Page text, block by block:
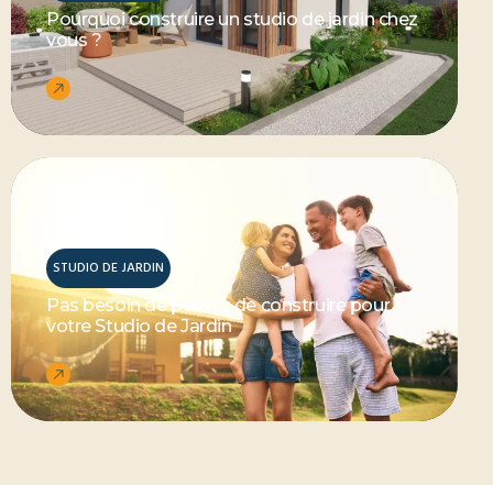
Pourquoi construire un studio de jardin chez
vous ?
STUDIO DE JARDIN
Pas besoin de permis de construire pour
votre Studio de Jardin